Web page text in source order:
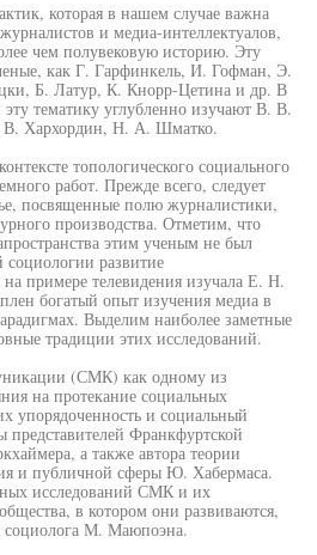
которая в нашем случае важна
и медиа-интеллектуалов,
чем полувековую историю. Эту
как Г. Гарфинкель, И. Гофман, Э.
Б. Латур, К. Кнорр-Цетина и др. В
тематику углубленно изучают В. В.
Хархордин, Н. А. Шматко.
топологического социального
работ. Прежде всего, следует
посвященные полю журналистики,
производства. Отметим, что
этим ученым не был
социологии развитие
примере телевидения изучала Е. Н.
богатый опыт изучения медиа в
Выделим наиболее заметные
традиции этих исследований.
(СМК) как одному из
на протекание социальных
упорядоченность и социальный
представителей Франкфуртской
а также автора теории
и публичной сферы Ю. Хабермаса.
исследований СМК и их
в котором они развиваются,
социолога М. Маюпоэна.